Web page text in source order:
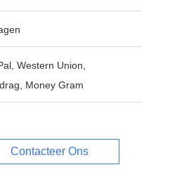
Western Union,
Money Gram
Contacteer Ons